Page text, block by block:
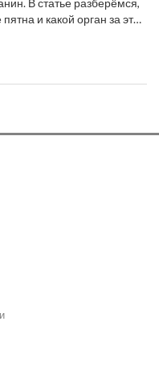
В статье разберёмся,
и какой орган за это
без сложных терминов.